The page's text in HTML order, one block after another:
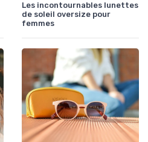
Les incontournables lunettes
de soleil oversize pour
femmes